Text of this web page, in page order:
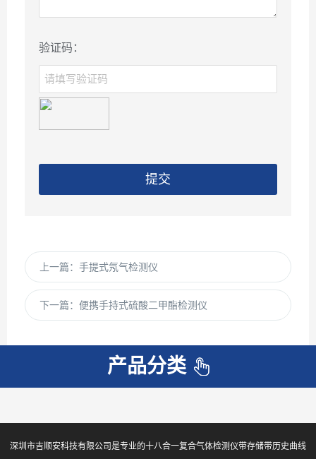
验证码：
提交
上一篇： 手提式氖气检测仪
下一篇： 便携手持式硫酸二甲酯检测仪
产品分类
深圳市吉顺安科技有限公司是专业的十八合一复合气体检测仪带存储带历史曲线